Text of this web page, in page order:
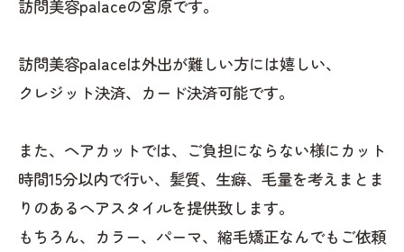
訪問美容palaceの宮原です。
訪問美容palaceは外出が難しい方には嬉しい、
クレジット決済、カード決済可能です。
また、ヘアカットでは、ご負担にならない様にカット
時間15分以内で行い、髪質、生癖、毛量を考えまとま
りのあるヘアスタイルを提供致します。
もちろん、カラー、パーマ、縮毛矯正なんでもご依頼